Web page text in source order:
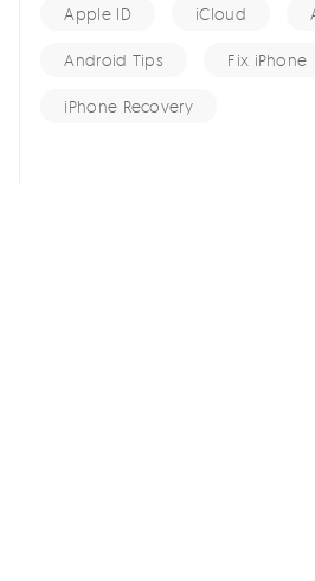
Apple ID iCloud
Android Tips Fix iPhone
iPhone Recovery